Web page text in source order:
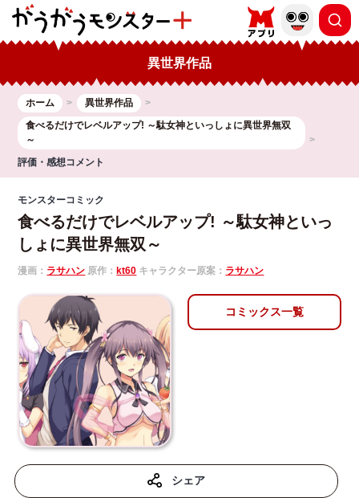
異世界作品
ホーム
異世界作品
食べるだけでレベルアップ! ～駄女神といっしょに異世界無双
～
評価・感想コメント
モンスターコミック
食べるだけでレベルアップ! ～駄女神といっ
しょに異世界無双～
漫画： ラサハン 原作：kt60 キャラクター原案： ラサハン
コミックス一覧
シェア